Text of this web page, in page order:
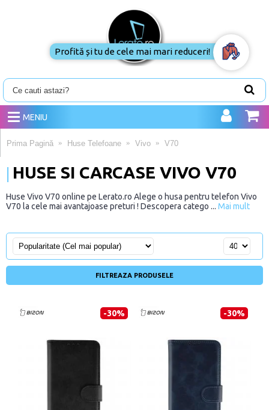
MENIU
Prima Pagină Huse Telefoane Vivo V70
HUSE SI CARCASE VIVO V70
Huse Vivo V70 online pe Lerato.ro Alege o husa pentru telefon Vivo
V70 la cele mai avantajoase preturi ! Descopera catego ... Mai mult
FILTREAZA PRODUSELE
-30% -30%
Profită și tu de cele mai mari reduceri!